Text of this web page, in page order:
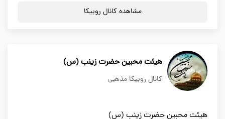
مشاهده کانال روبیکا
هیئت محبین حضرت زینب (س)
کانال روبیکا مذهبی
هیئت محبین حضرت زینب (س)